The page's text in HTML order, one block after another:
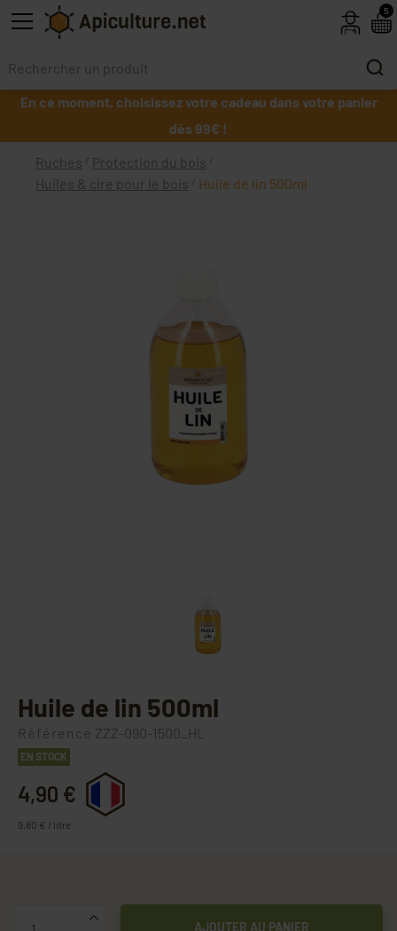
Skip to main content
En ce moment, choisissez votre cadeau dans votre panier
dès 99€ !
Ruches
Protection du bois
Huiles & cire pour le bois
Huile de lin 500ml
Huile de lin 500ml
Référence ZZZ-090-1500_HL
EN STOCK
4,90 €
9,80 € / litre
AJOUTER AU PANIER
5